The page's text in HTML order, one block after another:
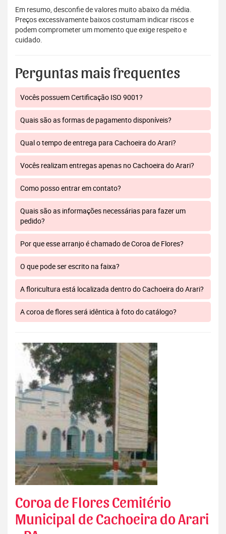
Em resumo, desconfie de valores muito abaixo da média.
Preços excessivamente baixos costumam indicar riscos e
podem comprometer um momento que exige respeito e
cuidado.
Perguntas mais frequentes
Vocês possuem Certificação ISO 9001?
Quais são as formas de pagamento disponíveis?
Qual o tempo de entrega para Cachoeira do Arari?
Vocês realizam entregas apenas no Cachoeira do Arari?
Como posso entrar em contato?
Quais são as informações necessárias para fazer um
pedido?
Por que esse arranjo é chamado de Coroa de Flores?
O que pode ser escrito na faixa?
A floricultura está localizada dentro do Cachoeira do Arari?
A coroa de flores será idêntica à foto do catálogo?
Coroa de Flores Cemitério
Municipal de Cachoeira do Arari